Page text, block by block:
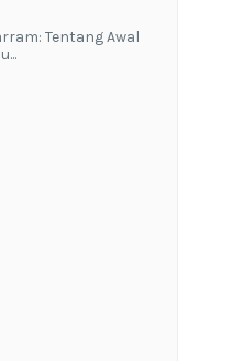
Tentang Awal